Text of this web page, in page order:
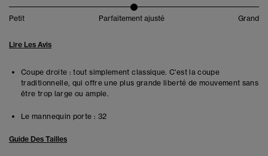
Petit Parfaitement ajusté Grand
Lire Les Avis
Coupe droite : tout simplement classique. C'est la coupe
traditionnelle, qui offre une plus grande liberté de mouvement sans
être trop large ou ample.
Le mannequin porte : 32
Guide Des Tailles